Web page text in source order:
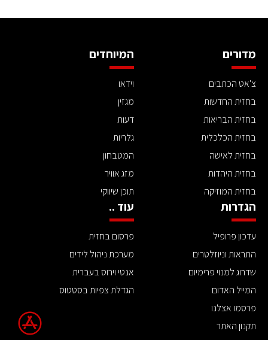
מדורים
צ'אט הכתבים
בחזית החדשות
בחזית הבריאות
בחזית הכלכלית
בחזית לאישה
בחזית היהדות
בחזית המוזיקה
המיוחדים
וידאו
מגזין
דעות
גלריות
המטבחון
מזג אוויר
תוכן שיווקי
הגדרות
עדכון פרופיל
התראות וניוזלטרים
שדרוג למנוי פרימיום
המייל האדום
פרסמו אצלנו
תקנון האתר
עוד ..
פרסום בחזית
מערכת ניהול לידים
אנטי וירוס בעברית
הגדלת צפיות בסטטוס